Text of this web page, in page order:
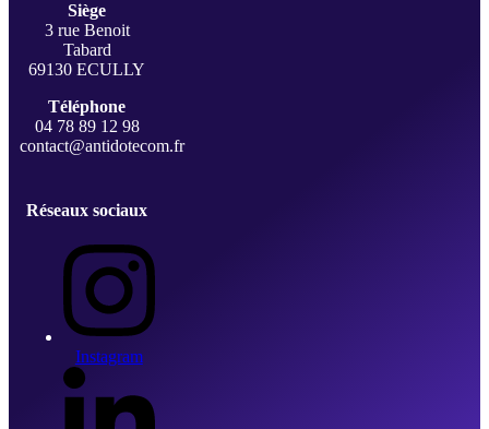
Siège
3 rue Benoit
Tabard
69130 ECULLY
Téléphone
04 78 89 12 98
contact@antidotecom.fr
Réseaux sociaux
Instagram